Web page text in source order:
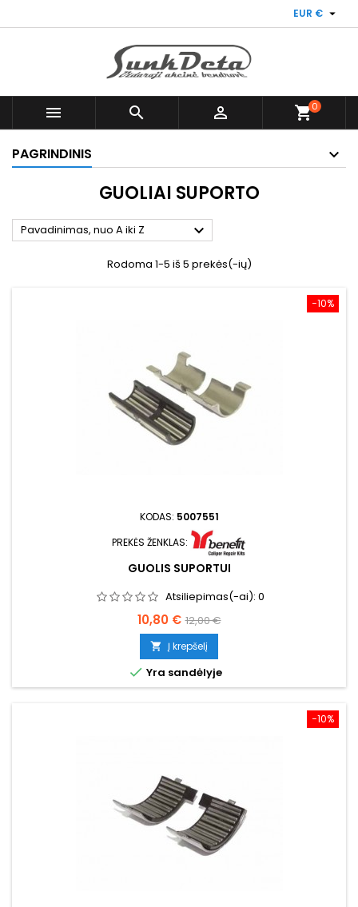
EUR € 
   shopping_cart0
PAGRINDINIS
GUOLIAI SUPORTO
Pavadinimas, nuo A iki Z 
Rodoma 1-5 iš 5 prekės(-ių)
−10%
KODAS: 5007551
PREKĖS ŽENKLAS:
GUOLIS SUPORTUI
Atsiliepimas(-ai): 0
Kaina
10,80 € Bazinė
kaina
12,00 €
 Į krepšelį
 Yra sandėlyje
−10%